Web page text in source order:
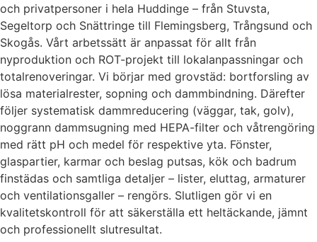
och privatpersoner i hela Huddinge – från Stuvsta,
Segeltorp och Snättringe till Flemingsberg, Trångsund och
Skogås. Vårt arbetssätt är anpassat för allt från
nyproduktion och ROT-projekt till lokalanpassningar och
totalrenoveringar. Vi börjar med grovstäd: bortforsling av
lösa materialrester, sopning och dammbindning. Därefter
följer systematisk dammreducering (väggar, tak, golv),
noggrann dammsugning med HEPA-filter och våtrengöring
med rätt pH och medel för respektive yta. Fönster,
glaspartier, karmar och beslag putsas, kök och badrum
finstädas och samtliga detaljer – lister, eluttag, armaturer
och ventilationsgaller – rengörs. Slutligen gör vi en
kvalitetskontroll för att säkerställa ett heltäckande, jämnt
och professionellt slutresultat.